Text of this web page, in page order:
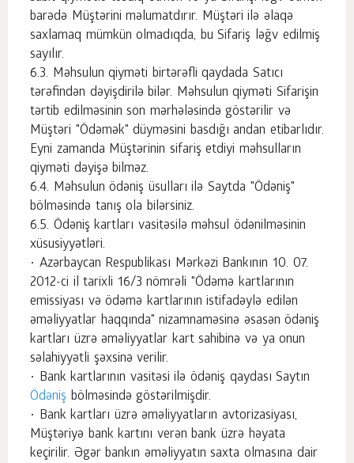
barədə Müştərini məlumatdırır. Müştəri ilə əlaqə
saxlamaq mümkün olmadıqda, bu Sifariş ləğv edilmiş
sayılır.
Məhsulun qiyməti birtərəfli qaydada Satıcı
tərəfindən dəyişdirilə bilər. Məhsulun qiyməti Sifarişin
tərtib edilməsinin son mərhələsində göstərilir və
Müştəri "Ödəmək" düyməsini basdığı andan etibarlıdır.
Eyni zamanda Müştərinin sifariş etdiyi məhsulların
qiyməti dəyişə bilməz.
Məhsulun ödəniş üsulları ilə Saytda "Ödəniş"
bölməsində tanış ola bilərsiniz.
Ödəniş kartları vasitəsilə məhsul ödənilməsinin
xüsusiyyətləri.
• Azərbaycan Respublikası Mərkəzi Bankının 10. 07.
2012-ci il tarixli 16/3 nömrəli "Ödəmə kartlarının
emissiyası və ödəmə kartlarının istifadəylə edilən
əməliyyatlar haqqında" nizamnaməsinə əsasən ödəniş
kartları üzrə əməliyyatlar kart sahibinə və ya onun
səlahiyyətli şəxsinə verilir.
• Bank kartlarının vasitəsi ilə ödəniş qaydası Saytın
Ödəniş bölməsində göstərilmişdir.
• Bank kartları üzrə əməliyyatların avtorizasiyası,
Müştəriyə bank kartını verən bank üzrə həyata
keçirilir. Əgər bankın əməliyyatın saxta olmasına dair